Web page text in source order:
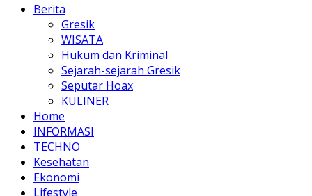
Berita
Gresik
WISATA
Hukum dan Kriminal
Sejarah-sejarah Gresik
Seputar Hoax
KULINER
Home
INFORMASI
TECHNO
Kesehatan
Ekonomi
Lifestyle